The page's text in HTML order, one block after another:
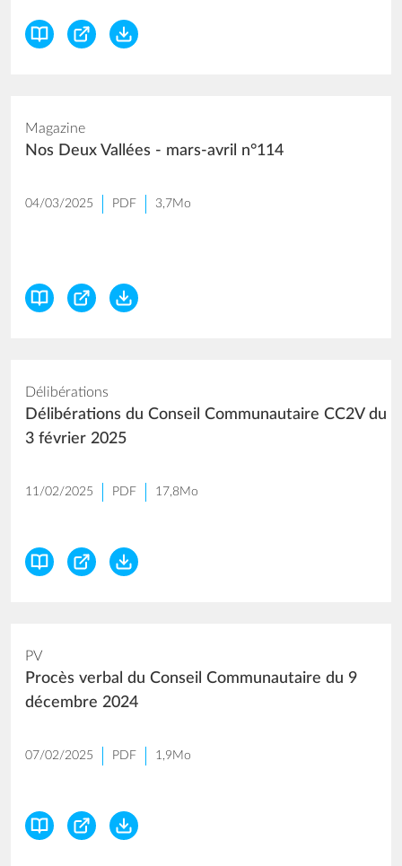
Magazine
Nos Deux Vallées - mars-avril n°114
04/03/2025 PDF 3,7Mo
Délibérations
Délibérations du Conseil Communautaire CC2V du
3 février 2025
11/02/2025 PDF 17,8Mo
PV
Procès verbal du Conseil Communautaire du 9
décembre 2024
07/02/2025 PDF 1,9Mo